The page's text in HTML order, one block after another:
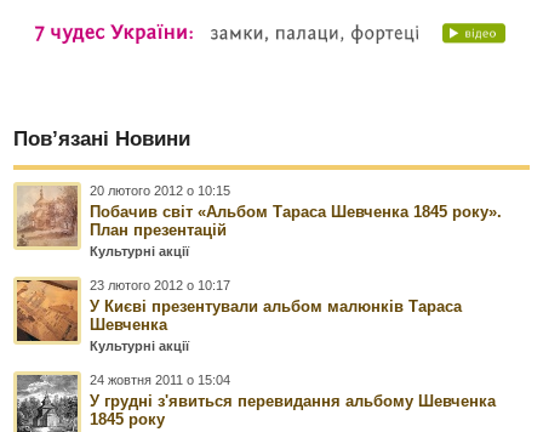
Пов’язані Новини
20 лютого 2012 о 10:15
Побачив світ «Альбом Тараса Шевченка 1845 року».
План презентацій
Культурні акції
23 лютого 2012 о 10:17
У Києві презентували альбом малюнків Тараса
Шевченка
Культурні акції
24 жовтня 2011 о 15:04
У грудні з'явиться перевидання альбому Шевченка
1845 року